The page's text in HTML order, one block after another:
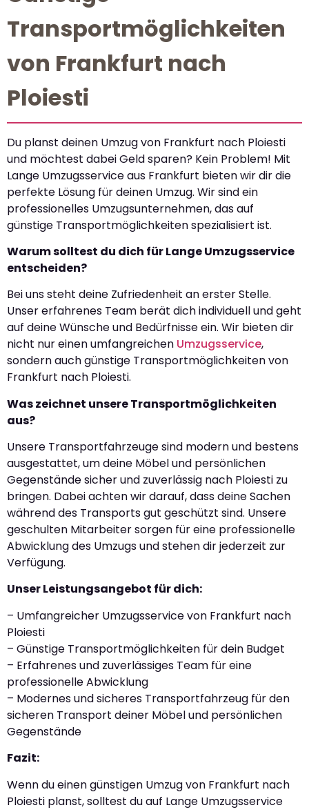
Transportmöglichkeiten
von Frankfurt nach
Ploiesti
Du planst deinen Umzug von Frankfurt nach Ploiesti
und möchtest dabei Geld sparen? Kein Problem! Mit
Lange Umzugsservice aus Frankfurt bieten wir dir die
perfekte Lösung für deinen Umzug. Wir sind ein
professionelles Umzugsunternehmen, das auf
günstige Transportmöglichkeiten spezialisiert ist.
Warum solltest du dich für Lange Umzugsservice
entscheiden?
Bei uns steht deine Zufriedenheit an erster Stelle.
Unser erfahrenes Team berät dich individuell und geht
auf deine Wünsche und Bedürfnisse ein. Wir bieten dir
nicht nur einen umfangreichen Umzugsservice,
sondern auch günstige Transportmöglichkeiten von
Frankfurt nach Ploiesti.
Was zeichnet unsere Transportmöglichkeiten
aus?
Unsere Transportfahrzeuge sind modern und bestens
ausgestattet, um deine Möbel und persönlichen
Gegenstände sicher und zuverlässig nach Ploiesti zu
bringen. Dabei achten wir darauf, dass deine Sachen
während des Transports gut geschützt sind. Unsere
geschulten Mitarbeiter sorgen für eine professionelle
Abwicklung des Umzugs und stehen dir jederzeit zur
Verfügung.
Unser Leistungsangebot für dich:
– Umfangreicher Umzugsservice von Frankfurt nach
Ploiesti
– Günstige Transportmöglichkeiten für dein Budget
– Erfahrenes und zuverlässiges Team für eine
professionelle Abwicklung
– Modernes und sicheres Transportfahrzeug für den
sicheren Transport deiner Möbel und persönlichen
Gegenstände
Fazit:
Wenn du einen günstigen Umzug von Frankfurt nach
Ploiesti planst, solltest du auf Lange Umzugsservice